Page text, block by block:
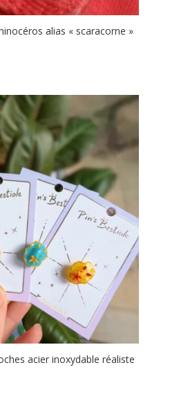
alias « scaracorne »
acier inoxydable réaliste